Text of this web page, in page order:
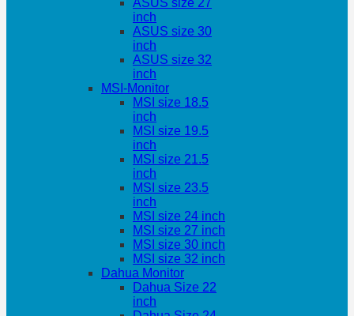
ASUS size 27
inch
ASUS size 30
inch
ASUS size 32
inch
MSI-Monitor
MSI size 18.5
inch
MSI size 19.5
inch
MSI size 21.5
inch
MSI size 23.5
inch
MSI size 24 inch
MSI size 27 inch
MSI size 30 inch
MSI size 32 inch
Dahua Monitor
Dahua Size 22
inch